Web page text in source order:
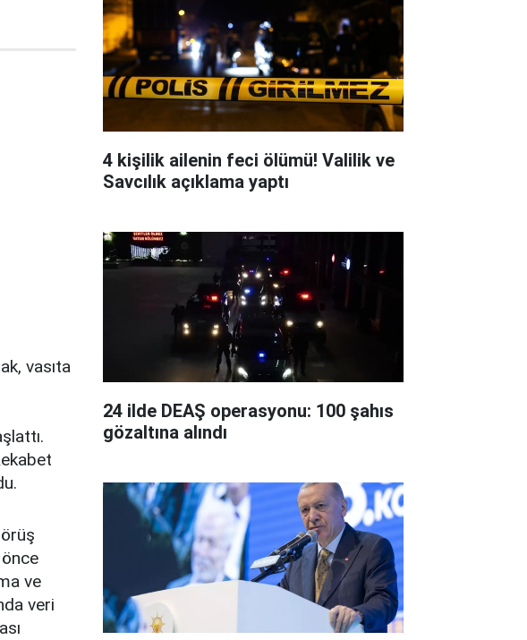
vasıta
ve
veri
4 kişilik ailenin feci ölümü! Valilik ve
Savcılık açıklama yaptı
24 ilde DEAŞ operasyonu: 100 şahıs
gözaltına alındı